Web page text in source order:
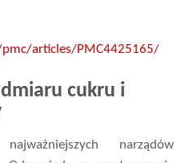
articles/PMC4425165/
cukru i
narządów